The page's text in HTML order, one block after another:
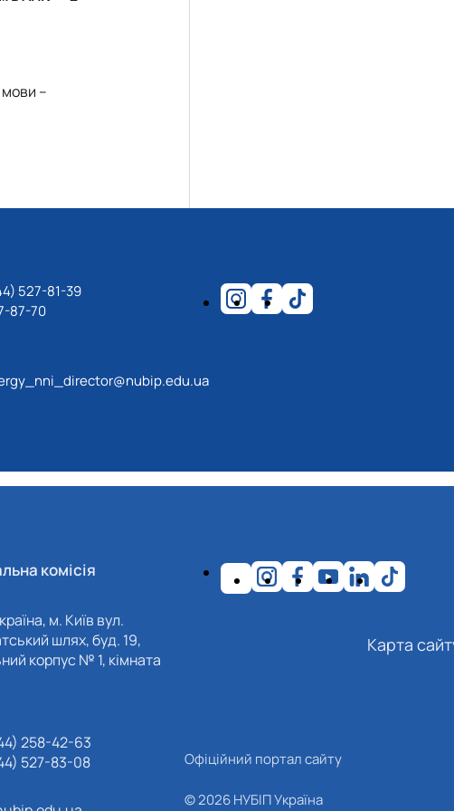
–
527-81-39
87-70
комісія
м. Київ вул.
шлях, буд. 19,
корпус № 1, кімната
258-42-63
527-83-08
Карта
Офіційний портал сайту
© 2026 НУБІП Україна